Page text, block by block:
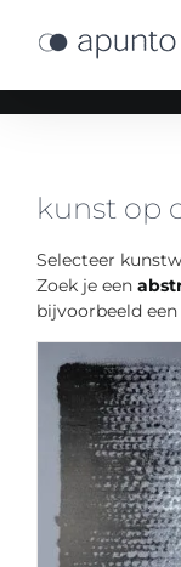
naar
kunst op
Selecteer
Zoek je een
bijvoorbeeld een